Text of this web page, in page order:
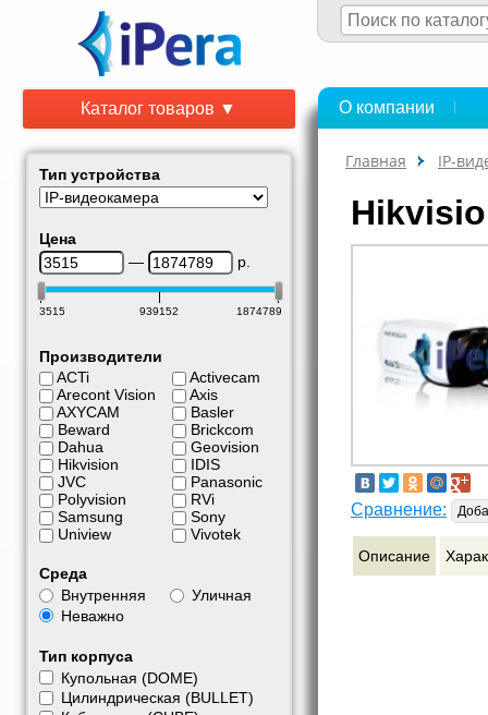
Каталог товаров ▼
Тип устройства
Цена
—
р.
3515 939152 1874789
Производители
ACTi
Arecont Vision
AXYCAM
Beward
Dahua
Hikvision
JVC
Polyvision
Samsung
Uniview
Activecam
Axis
Basler
Brickcom
Geovision
IDIS
Panasonic
RVi
Sony
Vivotek
Среда
Внутренняя
Уличная
Неважно
Тип корпуса
Купольная (DOME)
Цилиндрическая (BULLET)
О компании
Главная IP-
Сравнение:
Описание